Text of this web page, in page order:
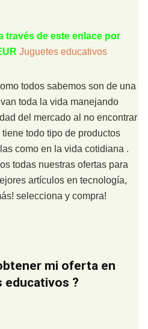
través de este enlace por
Juguetes educativos
todos sabemos son de una
toda la vida manejando
del mercado al no encontrar
todo tipo de productos
como en la vida cotidiana .
todas nuestras ofertas para
artículos en tecnología,
selecciona y compra!
mi oferta en
educativos ?